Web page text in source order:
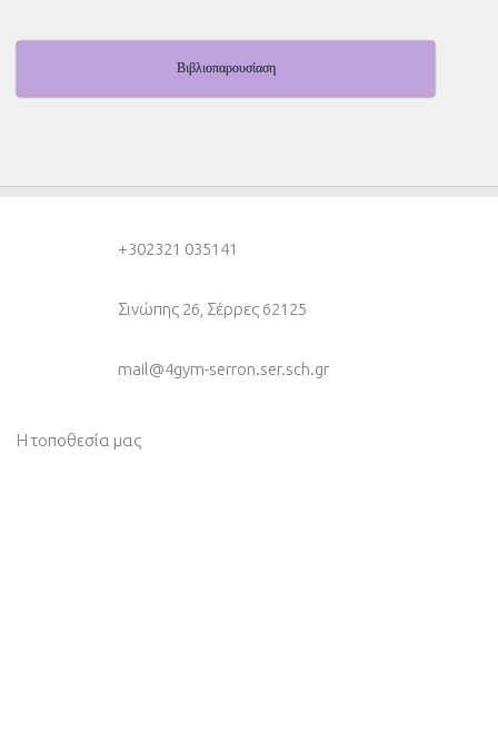
Βιβλιοπαρουσίαση
+302321 035141
Σινώπης 26, Σέρρες 62125
mail@4gym-serron.ser.sch.gr
Η τοποθεσία μας